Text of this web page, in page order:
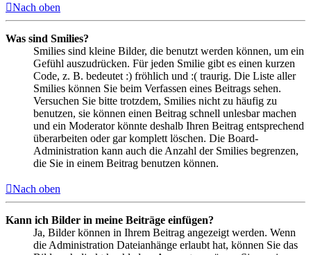
Nach oben
Was sind Smilies?
Smilies sind kleine Bilder, die benutzt werden können, um ein
Gefühl auszudrücken. Für jeden Smilie gibt es einen kurzen
Code, z. B. bedeutet :) fröhlich und :( traurig. Die Liste aller
Smilies können Sie beim Verfassen eines Beitrags sehen.
Versuchen Sie bitte trotzdem, Smilies nicht zu häufig zu
benutzen, sie können einen Beitrag schnell unlesbar machen
und ein Moderator könnte deshalb Ihren Beitrag entsprechend
überarbeiten oder gar komplett löschen. Die Board-
Administration kann auch die Anzahl der Smilies begrenzen,
die Sie in einem Beitrag benutzen können.
Nach oben
Kann ich Bilder in meine Beiträge einfügen?
Ja, Bilder können in Ihrem Beitrag angezeigt werden. Wenn
die Administration Dateianhänge erlaubt hat, können Sie das